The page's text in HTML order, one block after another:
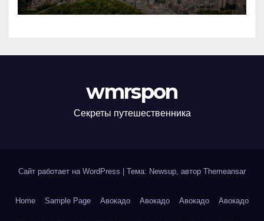
wmrspon
Секреты путешественника
Сайт работает на WordPress Тема: Newsup, автор Themeansar
Home Sample Page Авокадо Авокадо Авокадо Авокадо